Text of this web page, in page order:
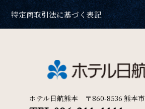
特定商取引法に基づく表記
ホテル日航熊本 〒860-8536 熊本